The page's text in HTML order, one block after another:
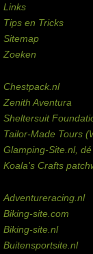
Links
Tips en Tricks
Sitemap
Zoeken
Chestpack.nl
Zenith Aventura
Sheltersuit
Tailor-Made Tours
Glamping-Site.nl,
Koala's Crafts
Adventureracing.nl
Biking-site.com
Biking-site.nl
Buitensportsite.nl